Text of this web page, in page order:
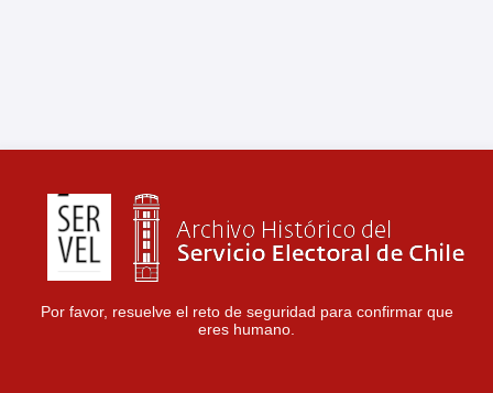
Por favor, resuelve el reto de seguridad para confirmar que
eres humano.